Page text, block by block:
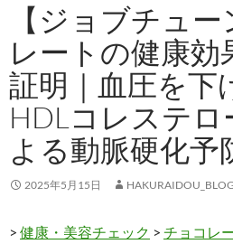
プ
【ジョブチュ
レートの健康効
証明｜血圧を下
HDLコレステロ
よる動脈硬化予
2025年5月15日 HAKURAIDOU_BLOG
> 健康・美容チェック > チョコレ